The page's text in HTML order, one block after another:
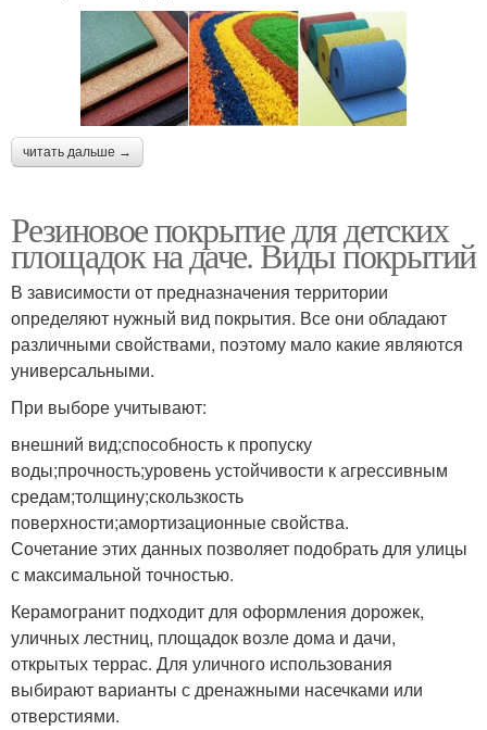
читать дальше →
Резиновое покрытие для детских
площадок на даче. Виды покрытий
В зависимости от предназначения территории
определяют нужный вид покрытия. Все они обладают
различными свойствами, поэтому мало какие являются
универсальными.
При выборе учитывают:
внешний вид;способность к пропуску
воды;прочность;уровень устойчивости к агрессивным
средам;толщину;скользкость
поверхности;амортизационные свойства.
Сочетание этих данных позволяет подобрать для улицы
с максимальной точностью.
Керамогранит подходит для оформления дорожек,
уличных лестниц, площадок возле дома и дачи,
открытых террас. Для уличного использования
выбирают варианты с дренажными насечками или
отверстиями.